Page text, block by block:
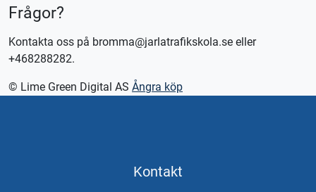
Frågor?
Kontakta oss på bromma@jarlatrafikskola.se eller
+468288282.
© Lime Green Digital AS Ångra köp
Kontakt